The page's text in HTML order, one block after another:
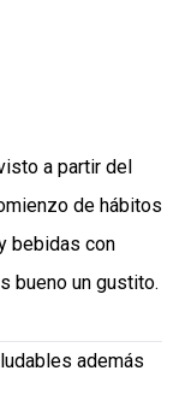
a partir del
de hábitos
bebidas con
bueno un gustito.
además